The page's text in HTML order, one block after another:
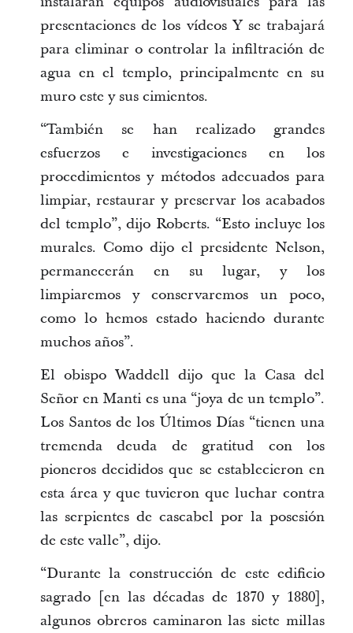
presentaciones de los vídeos Y se trabajará
para eliminar o controlar la infiltración de
agua en el templo, principalmente en su
muro este y sus cimientos.
“También se han realizado grandes
esfuerzos e investigaciones en los
procedimientos y métodos adecuados para
limpiar, restaurar y preservar los acabados
del templo”, dijo Roberts. “Esto incluye los
murales. Como dijo el presidente Nelson,
permanecerán en su lugar, y los
limpiaremos y conservaremos un poco,
como lo hemos estado haciendo durante
muchos años”.
El obispo Waddell dijo que la Casa del
Señor en Manti es una “joya de un templo”.
Los Santos de los Últimos Días “tienen una
tremenda deuda de gratitud con los
pioneros decididos que se establecieron en
esta área y que tuvieron que luchar contra
las serpientes de cascabel por la posesión
de este valle”, dijo.
“Durante la construcción de este edificio
sagrado [en las décadas de 1870 y 1880],
algunos obreros caminaron las siete millas